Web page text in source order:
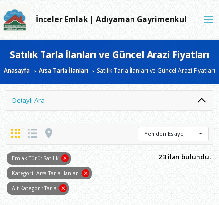
İnceler Emlak | Adıyaman Gayrimenkul
Satılık Tarla İlanları ve Güncel Arazi Fiyatları
Anasayfa Arsa Tarla İlanları Satılık Tarla İlanları ve Güncel Arazi Fiyatları
Detaylı Ara
Yeniden Eskiye
23 ilan bulundu.
Emlak Türü: Satılık
Kategori: Arsa Tarla İlanları
Alt Kategori: Tarla